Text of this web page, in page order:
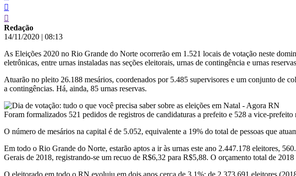
Redação
14/11/2020 | 08:13
As Eleições 2020 no Rio Grande do Norte ocorrerão em 1.521 locais de votação neste
eletrônicas, entre urnas instaladas nas seções eleitorais, urnas de contingência e urnas
Atuarão no pleito 26.188 mesários, coordenados por 5.485 supervisores e um conjunto de
a contingências. Há, ainda, 85 urnas reservas.
Foram formalizados 521 pedidos de registros de candidaturas a prefeito e 528 a vice-
O número de mesários na capital é de 5.052, equivalente a 19% do total de pessoas que
Em todo o Rio Grande do Norte, estarão aptos a ir às urnas este ano 2.447.178 eleitores,
Gerais de 2018, registrando-se um recuo de R$6,32 para R$5,88. O orçamento total de
O eleitorado em todo o RN evoluiu em dois anos cerca de 3,1%: de 2.373.691 eleitores